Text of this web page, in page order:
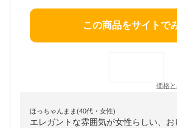
この商品をサイトで
価格
ほっちゃんまま(40代・女性)
エレガントな雰囲気が女性らしい、お